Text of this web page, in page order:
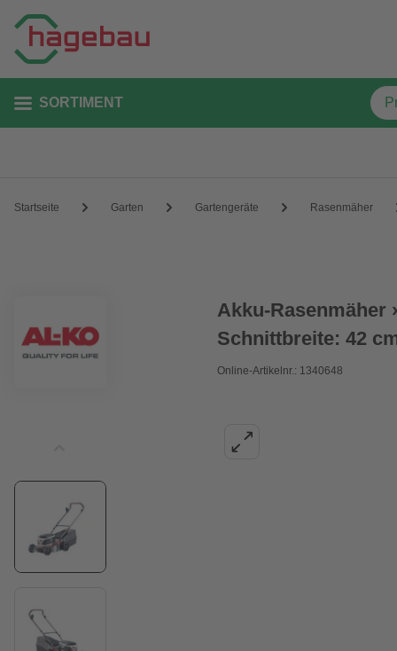
SORTIMENT
Startseite Garten Gartengeräte Rasenmäher
Akku-Rasenmäher
Schnittbreite: 42
Online-Artikelnr.: 1340648